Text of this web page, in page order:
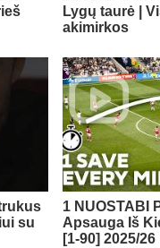
Lygų taurė |
akimirkos
su
1 NUOSTABI
Apsauga Iš
[1-90] 2025/26